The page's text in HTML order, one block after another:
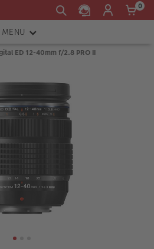
0
MENU
ED 12-40mm f/2.8 PRO II